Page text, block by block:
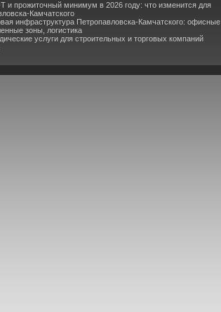
и прожиточный минимум в 2026 году: что изменится для
Камчатского
инфраструктура Петропавловска-Камчатского: офисные
зоны, логистика
услуги для строительных и торговых компаний